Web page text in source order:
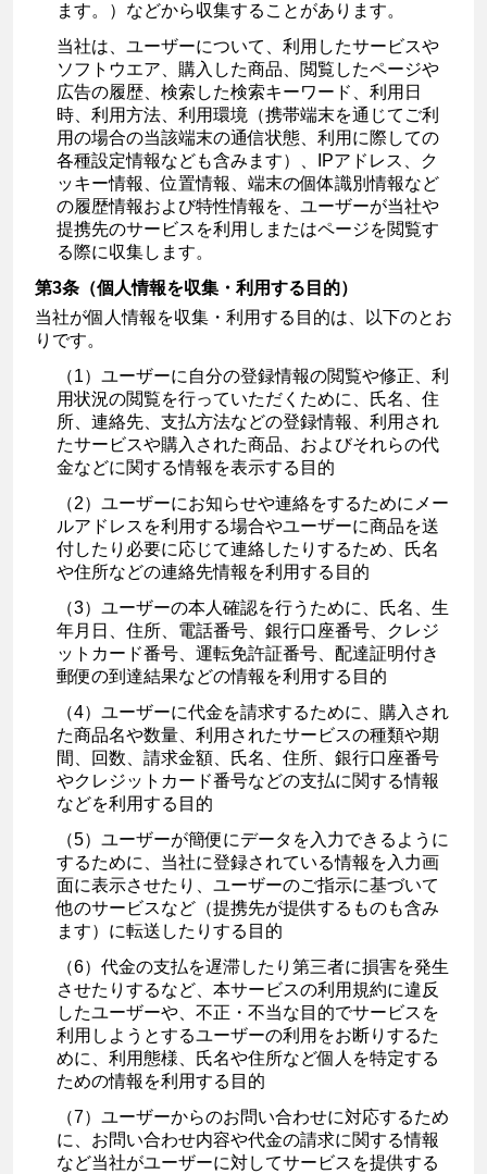
ます。）などから収集することがあります。
当社は、ユーザーについて、利用したサービスや
ソフトウエア、購入した商品、閲覧したページや
広告の履歴、検索した検索キーワード、利用日
時、利用方法、利用環境（携帯端末を通じてご利
用の場合の当該端末の通信状態、利用に際しての
各種設定情報なども含みます）、IPアドレス、ク
ッキー情報、位置情報、端末の個体識別情報など
の履歴情報および特性情報を、ユーザーが当社や
提携先のサービスを利用しまたはページを閲覧す
る際に収集します。
第3条（個人情報を収集・利用する目的）
当社が個人情報を収集・利用する目的は、以下のとお
りです。
（1）ユーザーに自分の登録情報の閲覧や修正、利
用状況の閲覧を行っていただくために、氏名、住
所、連絡先、支払方法などの登録情報、利用され
たサービスや購入された商品、およびそれらの代
金などに関する情報を表示する目的
（2）ユーザーにお知らせや連絡をするためにメー
ルアドレスを利用する場合やユーザーに商品を送
付したり必要に応じて連絡したりするため、氏名
や住所などの連絡先情報を利用する目的
（3）ユーザーの本人確認を行うために、氏名、生
年月日、住所、電話番号、銀行口座番号、クレジ
ットカード番号、運転免許証番号、配達証明付き
郵便の到達結果などの情報を利用する目的
（4）ユーザーに代金を請求するために、購入され
た商品名や数量、利用されたサービスの種類や期
間、回数、請求金額、氏名、住所、銀行口座番号
やクレジットカード番号などの支払に関する情報
などを利用する目的
（5）ユーザーが簡便にデータを入力できるように
するために、当社に登録されている情報を入力画
面に表示させたり、ユーザーのご指示に基づいて
他のサービスなど（提携先が提供するものも含み
ます）に転送したりする目的
（6）代金の支払を遅滞したり第三者に損害を発生
させたりするなど、本サービスの利用規約に違反
したユーザーや、不正・不当な目的でサービスを
利用しようとするユーザーの利用をお断りするた
めに、利用態様、氏名や住所など個人を特定する
ための情報を利用する目的
（7）ユーザーからのお問い合わせに対応するため
に、お問い合わせ内容や代金の請求に関する情報
など当社がユーザーに対してサービスを提供する